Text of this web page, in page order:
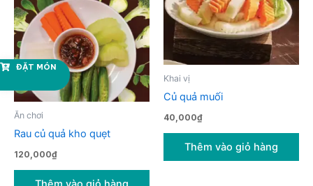
Ăn chơi
Rau củ quả kho quẹt
120,000₫
Khai vị
Củ quả muối
40,000₫
Thêm vào giỏ hàng
ĐẶT MÓN